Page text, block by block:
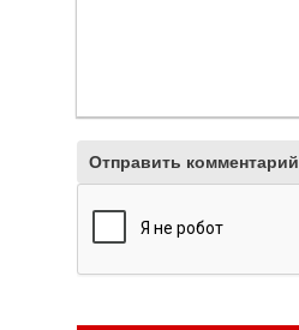
Отправить комментарий